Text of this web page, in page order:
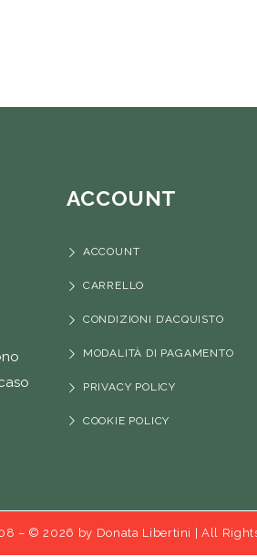
ACCOUNT
ACCOUNT
CARRELLO
CONDIZIONI D’ACQUISTO
MODALITÀ DI PAGAMENTO
PRIVACY POLICY
COOKIE POLICY
– © 2026 by Donata Libertini | All